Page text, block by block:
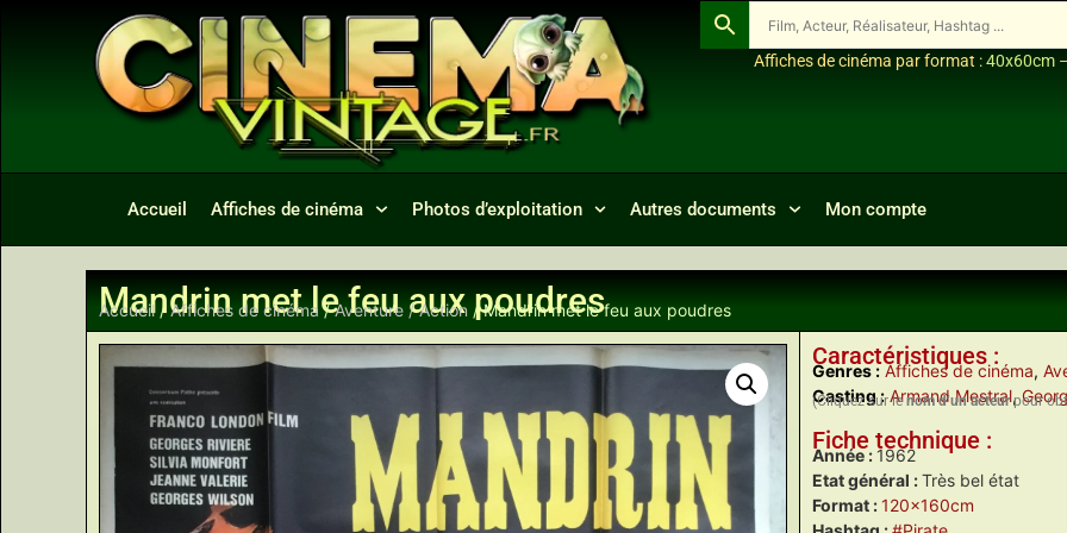
Affiches de cinéma par format :40x60cm –
Accueil Affiches de cinéma Photos d’exploitation Autres documents Mon compte
Mandrin met le feu aux poudres
Accueil/Affiches de cinéma/Aventure / Action / Mandrin met le feu aux poudres
Caractéristiques :
Genres : Affiches de cinéma,
Casting : Armand Mestral,
(Cliquez sur lenom d’un acteurpour
Fiche technique :
Année : 1962
Etat général :Très bel état
Format :120x160cm